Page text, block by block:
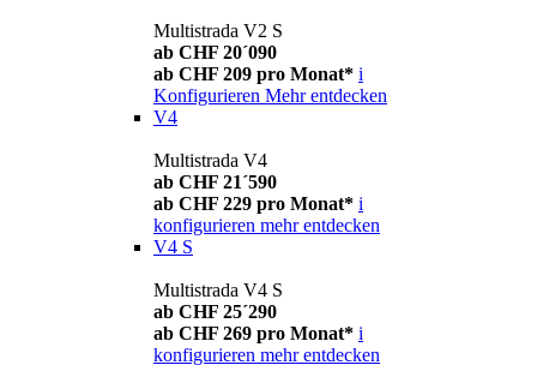
Multistrada V2 S
ab CHF 20´090
ab CHF 209 pro Monat* i
Konfigurieren Mehr entdecken
V4
Multistrada V4
ab CHF 21´590
ab CHF 229 pro Monat* i
konfigurieren mehr entdecken
V4 S
Multistrada V4 S
ab CHF 25´290
ab CHF 269 pro Monat* i
konfigurieren mehr entdecken